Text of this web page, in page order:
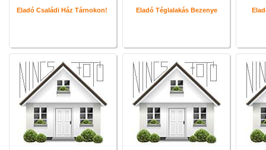
Eladó Családi Ház Tárnokon! Eladó Téglalakás Bezenye